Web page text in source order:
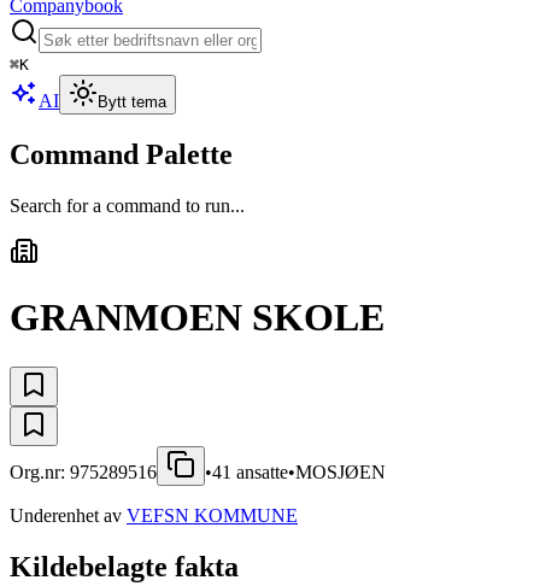
Companybook
⌘K
AI Bytt tema
Command Palette
Search for a command to run...
GRANMOEN SKOLE
Org.nr: 975289516 •41 ansatte•MOSJØEN
Underenhet av VEFSN KOMMUNE
Kildebelagte fakta